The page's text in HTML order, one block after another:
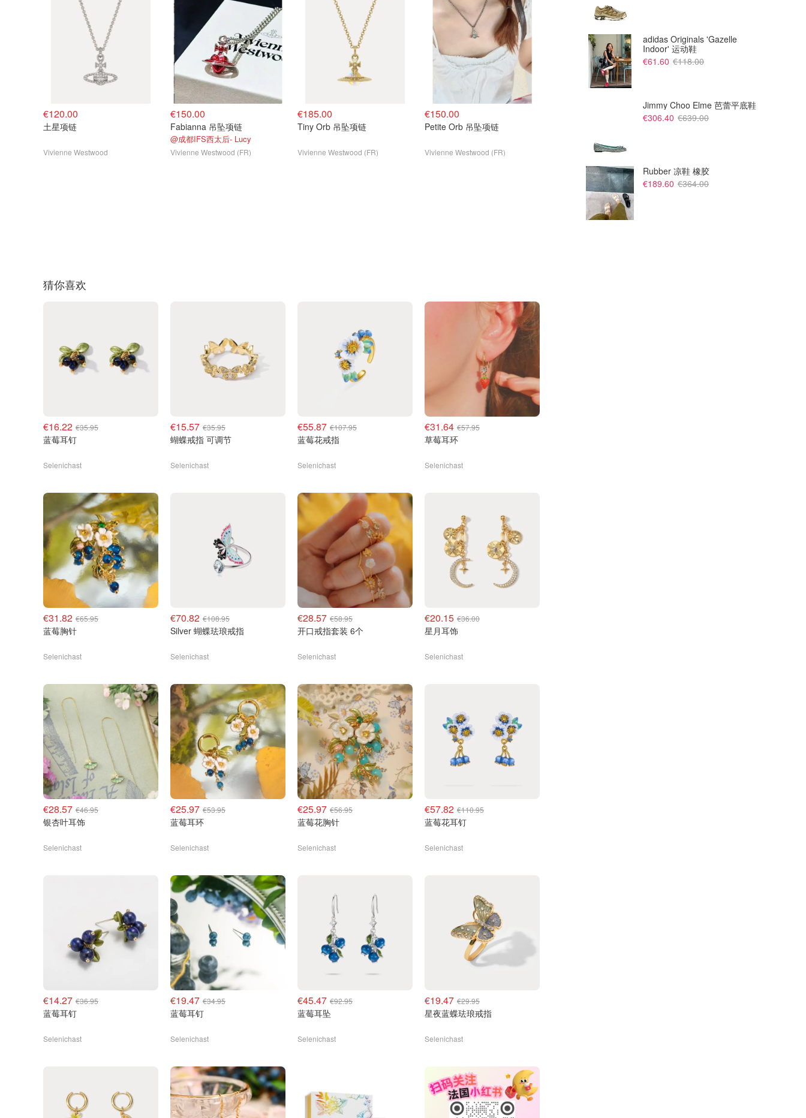
€120.00
土星项链
Vivienne Westwood
€150.00
Fabianna 吊坠项链
@成都IFS西太后- Lucy
Vivienne Westwood (FR)
€185.00
Tiny Orb 吊坠项链
Vivienne Westwood (FR)
€150.00
Petite Orb 吊坠项链
Vivienne Westwood (FR) Vivienne Westwood (FR)
€130.00
猜你喜欢
€16.22 €35.95
蓝莓耳钉
Selenichast
€15.57 €35.95
蝴蝶戒指 可调节
Selenichast
€55.87 €107.95
蓝莓花戒指
Selenichast
€31.64 €57.95
草莓耳环
Selenichast
€31.82 €65.95
蓝莓胸针
Selenichast
€70.82 €108.95
Silver 蝴蝶珐琅戒指
Selenichast
€28.57 €58.95
开口戒指套装 6个
Selenichast
€20.15 €36.00
星月耳饰
Selenichast
€28.57 €46.95
银杏叶耳饰
Selenichast
€25.97 €53.95
蓝莓耳环
Selenichast
€25.97 €56.95
蓝莓花胸针
Selenichast
€57.82 €110.95
蓝莓花耳钉
Selenichast
€14.27 €36.95
蓝莓耳钉
Selenichast
€19.47 €34.95
蓝莓耳钉
Selenichast
€45.47 €92.95
蓝莓耳坠
Selenichast
€19.47 €29.95
星夜蓝蝶珐琅戒指
Selenichast
adidas Originals 'Gazelle
Indoor' 运动鞋
€61.60 €118.00
Jimmy Choo Elme 芭蕾平底鞋
€306.40 €639.00
Rubber 凉鞋 橡胶
€189.60 €364.00